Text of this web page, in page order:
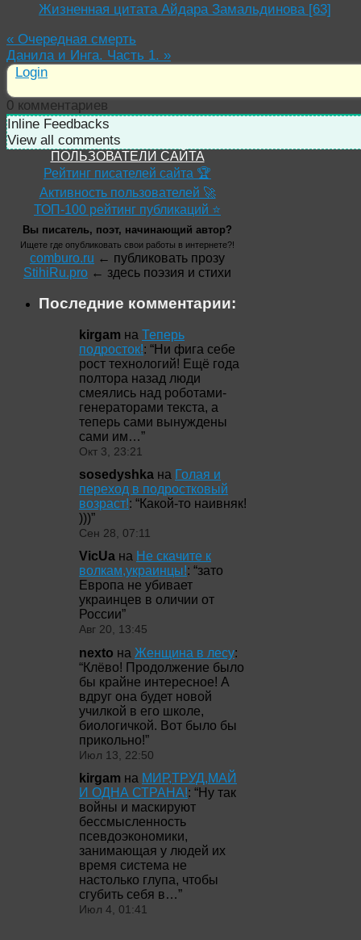
Жизненная цитата Айдара Замальдинова [63]
« Очередная смерть
Данила и Инга. Часть 1. »
Login
0 комментариев
Inline Feedbacks
View all comments
ПОЛЬЗОВАТЕЛИ САЙТА
Рейтинг писателей сайта 🏆
Активность пользователей 🚀
ТОП-100 рейтинг публикаций ⭐
Вы писатель, поэт, начинающий автор?
Ищете где опубликовать свои работы в интернете?!
comburo.ru ← публиковать прозу
StihiRu.pro ← здесь поэзия и стихи
Последние комментарии:
kirgam на Теперь
подросток!: “Ни фига себе
рост технологий! Ещё года
полтора назад люди
смеялись над роботами-
генераторами текста, а
теперь сами вынуждены
сами им…”
Окт 3, 23:21
sosedyshka на Голая и
переход в подростковый
возраст!: “Какой-то наивняк!
)))”
Сен 28, 07:11
VicUa на Не скачите к
волкам,украинцы!: “зато
Европа не убивает
украинцев в оличии от
России”
Авг 20, 13:45
nexto на Женщина в лесу:
“Клёво! Продолжение было
бы крайне интересное! А
вдруг она будет новой
училкой в его школе,
биологичкой. Вот было бы
прикольно!”
Июл 13, 22:50
kirgam на МИР,ТРУД,МАЙ
И ОДНА СТРАНА!: “Ну так
войны и маскируют
бессмысленность
псевдоэкономики,
занимающая у людей их
время система не
настолько глупа, чтобы
сгубить себя в…”
Июл 4, 01:41